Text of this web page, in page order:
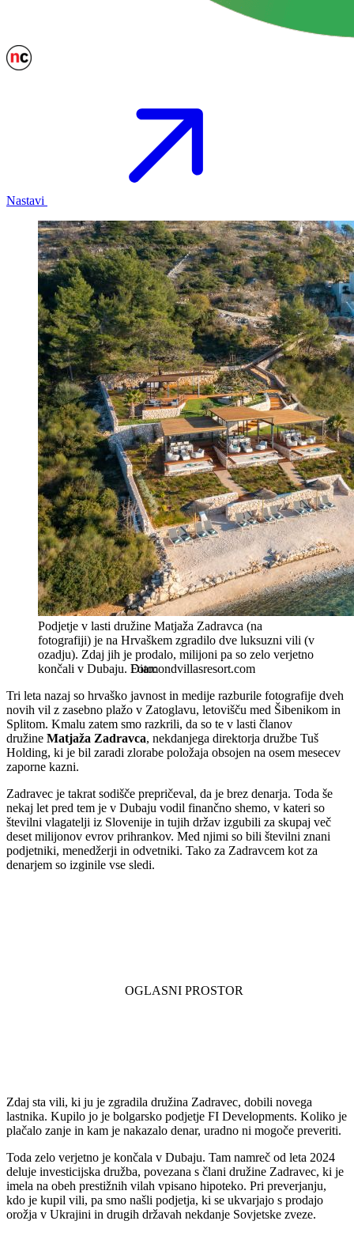
Nastavi
Podjetje v lasti družine Matjaža Zadravca (na
fotografiji) je na Hrvaškem zgradilo dve luksuzni vili (v
ozadju). Zdaj jih je prodalo, milijoni pa so zelo verjetno
končali v Dubaju. Diamondvillasresort.com
Tri leta nazaj so hrvaško javnost in medije razburile fotografije dveh
novih vil z zasebno plažo v Zatoglavu, letovišču med Šibenikom in
Splitom. Kmalu zatem smo razkrili, da so te v lasti članov
družine Matjaža Zadravca, nekdanjega direktorja družbe Tuš
Holding, ki je bil zaradi zlorabe položaja obsojen na osem mesecev
zaporne kazni.
Zadravec je takrat sodišče prepričeval, da je brez denarja. Toda še
nekaj let pred tem je v Dubaju vodil finančno shemo, v kateri so
številni vlagatelji iz Slovenije in tujih držav izgubili za skupaj več
deset milijonov evrov prihrankov. Med njimi so bili številni znani
podjetniki, menedžerji in odvetniki. Tako za Zadravcem kot za
denarjem so izginile vse sledi.
Zdaj sta vili, ki ju je zgradila družina Zadravec, dobili novega
lastnika. Kupilo jo je bolgarsko podjetje FI Developments. Koliko je
plačalo zanje in kam je nakazalo denar, uradno ni mogoče preveriti.
Toda zelo verjetno je končala v Dubaju. Tam namreč od leta 2024
deluje investicijska družba, povezana s člani družine Zadravec, ki je
imela na obeh prestižnih vilah vpisano hipoteko. Pri preverjanju,
kdo je kupil vili, pa smo našli podjetja, ki se ukvarjajo s prodajo
orožja v Ukrajini in drugih državah nekdanje Sovjetske zveze.